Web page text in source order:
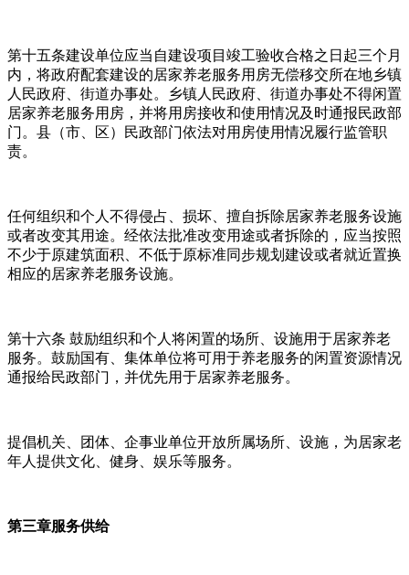
第十五条建设单位应当自建设项目竣工验收合格之日起三个月
内，将政府配套建设的居家养老服务用房无偿移交所在地乡镇
人民政府、街道办事处。乡镇人民政府、街道办事处不得闲置
居家养老服务用房，并将用房接收和使用情况及时通报民政部
门。县（市、区）民政部门依法对用房使用情况履行监管职
责。
任何组织和个人不得侵占、损坏、擅自拆除居家养老服务设施
或者改变其用途。经依法批准改变用途或者拆除的，应当按照
不少于原建筑面积、不低于原标准同步规划建设或者就近置换
相应的居家养老服务设施。
第十六条 鼓励组织和个人将闲置的场所、设施用于居家养老
服务。鼓励国有、集体单位将可用于养老服务的闲置资源情况
通报给民政部门，并优先用于居家养老服务。
提倡机关、团体、企事业单位开放所属场所、设施，为居家老
年人提供文化、健身、娱乐等服务。
第三章服务供给